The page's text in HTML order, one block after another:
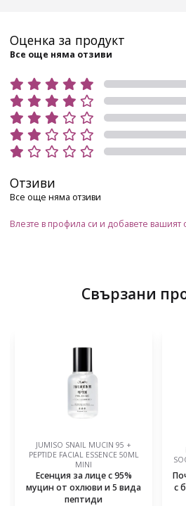
Отзиви
Все още няма отзиви
Влезте в профила си и добавете вашият
Оценка за продукт
Все още няма отзиви
Свързани
JUMISO SNAIL MUCIN 95 +
PEPTIDE FACIAL ESSENCE 50ML
MINI
Есенция за лице с 95%
муцин от охлюви и 5 вида
пептиди
с